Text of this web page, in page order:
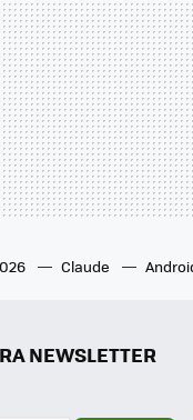
Claude
NEWSLETTER